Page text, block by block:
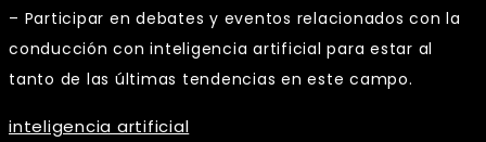
– Participar en debates y eventos relacionados con la
conducción con inteligencia artificial para estar al
tanto de las últimas tendencias en este campo.
inteligencia artificial